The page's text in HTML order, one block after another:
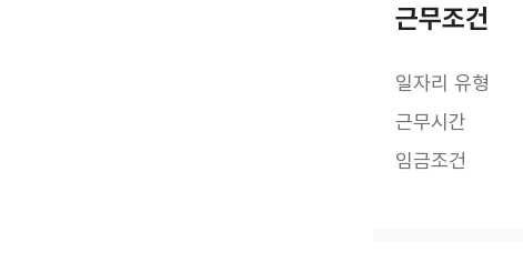
근무조건
일자리 유형
근무시간
임금조건